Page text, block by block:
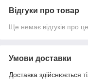
Відгуки про товар
Ще немає відгуків про
Умови доставки
Доставка здійснюється